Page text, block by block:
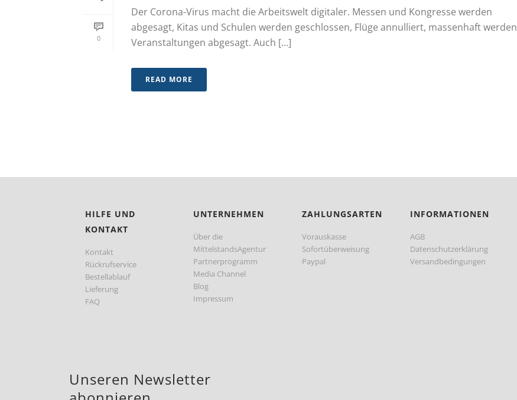
0
Der Corona-Virus macht die Arbeitswelt digitaler. Messen und Kongresse werden
abgesagt, Kitas und Schulen werden geschlossen, Flüge annulliert, massenhaft werden
Veranstaltungen abgesagt. Auch [...]
READ MORE
HILFE UND
KONTAKT
Kontakt
Rückrufservice
Bestellablauf
Lieferung
FAQ
UNTERNEHMEN
Über die
MittelstandsAgentur
Partnerprogramm
Media Channel
Blog
Impressum
ZAHLUNGSARTEN
Vorauskasse
Sofortüberweisung
Paypal
INFORMATIONEN
AGB
Datenschutzerklärung
Versandbedingungen
Unseren Newsletter